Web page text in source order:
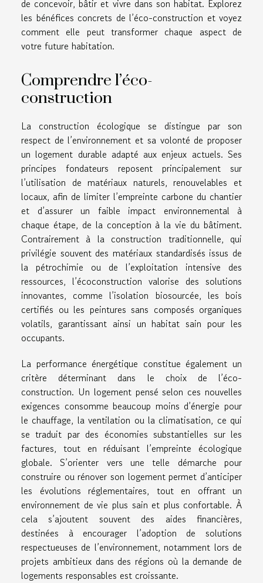
de concevoir, bâtir et vivre dans son habitat. Explorez
les bénéfices concrets de l’éco-construction et voyez
comment elle peut transformer chaque aspect de
votre future habitation.
Comprendre l’éco-
construction
La construction écologique se distingue par son
respect de l’environnement et sa volonté de proposer
un logement durable adapté aux enjeux actuels. Ses
principes fondateurs reposent principalement sur
l’utilisation de matériaux naturels, renouvelables et
locaux, afin de limiter l’empreinte carbone du chantier
et d’assurer un faible impact environnemental à
chaque étape, de la conception à la vie du bâtiment.
Contrairement à la construction traditionnelle, qui
privilégie souvent des matériaux standardisés issus de
la pétrochimie ou de l’exploitation intensive des
ressources, l’écoconstruction valorise des solutions
innovantes, comme l’isolation biosourcée, les bois
certifiés ou les peintures sans composés organiques
volatils, garantissant ainsi un habitat sain pour les
occupants.
La performance énergétique constitue également un
critère déterminant dans le choix de l’éco-
construction. Un logement pensé selon ces nouvelles
exigences consomme beaucoup moins d’énergie pour
le chauffage, la ventilation ou la climatisation, ce qui
se traduit par des économies substantielles sur les
factures, tout en réduisant l’empreinte écologique
globale. S’orienter vers une telle démarche pour
construire ou rénover son logement permet d’anticiper
les évolutions réglementaires, tout en offrant un
environnement de vie plus sain et plus confortable. À
cela s’ajoutent souvent des aides financières,
destinées à encourager l’adoption de solutions
respectueuses de l’environnement, notamment lors de
projets ambitieux dans des régions où la demande de
logements responsables est croissante.